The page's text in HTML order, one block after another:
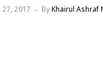
2017 ByKhairul Ashraf